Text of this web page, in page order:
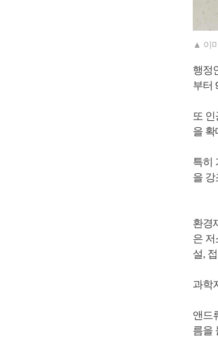
▲ 이
행정
부터
또
을
특히
을
환경
은 저
설,
과학
앤드
름을